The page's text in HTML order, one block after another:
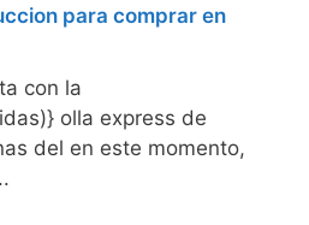
para comprar en
con la
olla express de
del en este momento,